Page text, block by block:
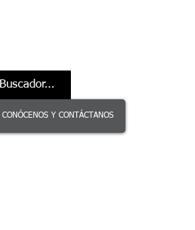
Buscador...
CONÓCENOS Y CONTÁCTANOS